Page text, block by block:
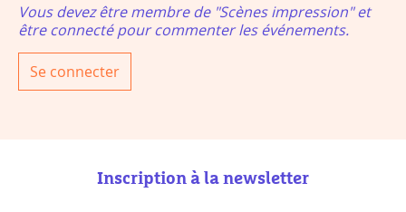
Vous devez être membre de "Scènes impression" et
être connecté pour commenter les événements.
Se connecter
Inscription à la newsletter